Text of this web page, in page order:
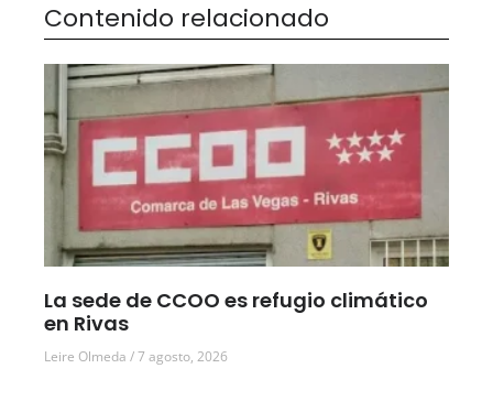
Contenido relacionado
La sede de CCOO es refugio climático
en Rivas
Leire Olmeda 7 agosto, 2026